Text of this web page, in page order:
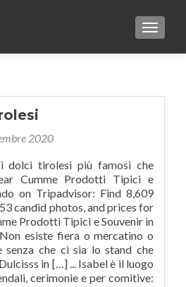
2020
dolci tirolesi più famosi che
Cumme Prodotti Tipici e
on Tripadvisor: Find 8,609
candid photos, and prices for
Prodotti Tipici e Souvenir in
esiste fiera o mercatino o
che ci sia lo stand che
in […] ... Isabel è il luogo
cerimonie e per comitive: